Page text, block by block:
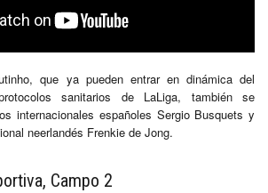
que ya pueden entrar en dinámica del
sanitarios de LaLiga, también se
internacionales españoles Sergio Busquets y
neerlandés Frenkie de Jong.
Campo 2